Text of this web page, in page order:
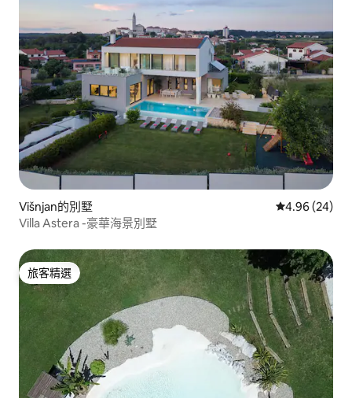
Višnjan的別墅 從 24 則評價
4.96 (24)
Villa Astera -豪華海景別墅
旅客精選
旅客精選